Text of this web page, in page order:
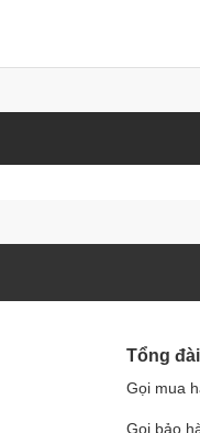
Tổng
Gọi mua
Gọi bảo